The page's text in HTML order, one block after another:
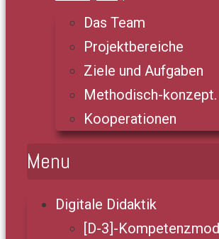
Das Team
Projektbereiche
Ziele und Aufgaben
Methodisch-konzept.
Kooperationen
Menu
Digitale Didaktik
[D-3]-